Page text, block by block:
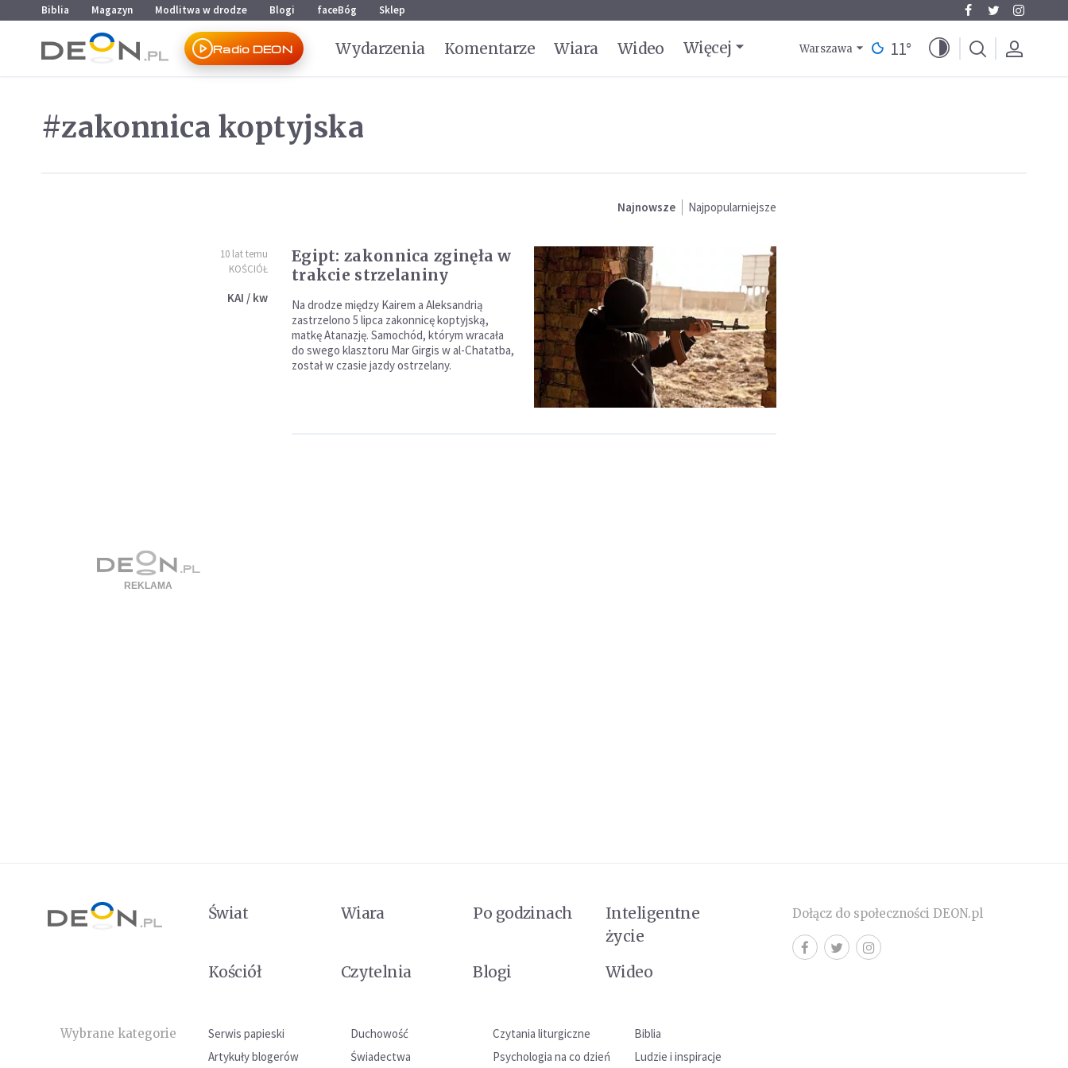
Przejdź do menu głównego
Przejdź do treści
Biblia Magazyn Modlitwa w drodze Blogi faceBóg Sklep
Radio DEON Wydarzenia Komentarze Wiara Wideo Więcej Warszawa 11°
#zakonnica koptyjska
Najnowsze Najpopularniejsze
10 lat temu
KOŚCIÓŁ
KAI / kw
Egipt: zakonnica zginęła w
trakcie strzelaniny
Na drodze między Kairem a Aleksandrią
zastrzelono 5 lipca zakonnicę koptyjską,
matkę Atanazję. Samochód, którym wracała
do swego klasztoru Mar Girgis w al-Chatatba,
został w czasie jazdy ostrzelany.
Świat Wiara Po godzinach
Inteligentne
życie
Kościół
Czytelnia Blogi Wideo
Wybrane kategorie Serwis papieski Duchowość Czytania liturgiczne
Biblia
Artykuły blogerów
Świadectwa Psychologia na co dzień Ludzie i inspiracje
Dołącz do społeczności DEON.pl